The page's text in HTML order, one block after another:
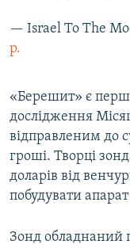
— Israel To The
р.
«Берешит» є
дослідження
відправленим до
гроші. Творці
доларів від
побудувати
Зонд обладнаний